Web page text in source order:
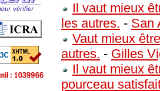
Il vaut mieux
les autres. - San
Vaut mieux
autres. - Gilles
Il vaut mieux
pourceau